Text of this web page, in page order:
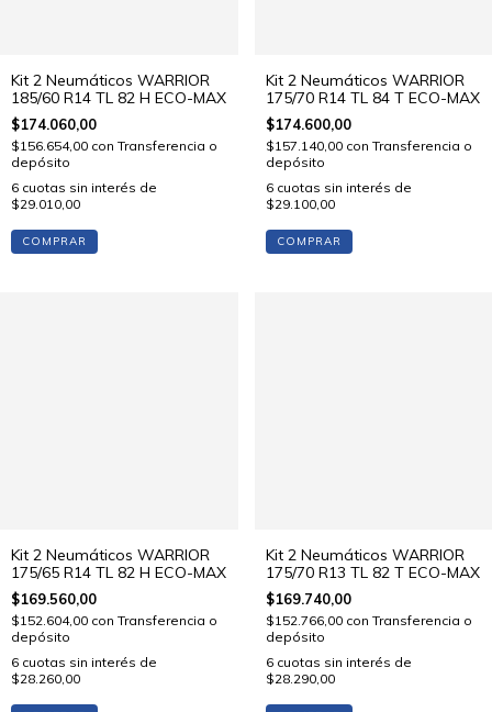
Kit 2 Neumáticos WARRIOR
185/60 R14 TL 82 H ECO-MAX
$174.060,00
$156.654,00 con Transferencia o
depósito
6 cuotas sin interés de
$29.010,00
COMPRAR
Kit 2 Neumáticos WARRIOR
175/70 R14 TL 84 T ECO-MAX
$174.600,00
$157.140,00 con Transferencia o
depósito
6 cuotas sin interés de
$29.100,00
COMPRAR
Kit 2 Neumáticos WARRIOR
175/65 R14 TL 82 H ECO-MAX
$169.560,00
$152.604,00 con Transferencia o
depósito
6 cuotas sin interés de
$28.260,00
Kit 2 Neumáticos WARRIOR
175/70 R13 TL 82 T ECO-MAX
$169.740,00
$152.766,00 con Transferencia o
depósito
6 cuotas sin interés de
$28.290,00